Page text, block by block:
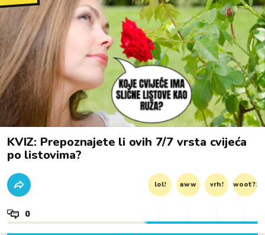
KVIZ: Prepoznajete li ovih 7/7 vrsta cvijeća
po listovima?
lol! aww vrh! woot?!
0